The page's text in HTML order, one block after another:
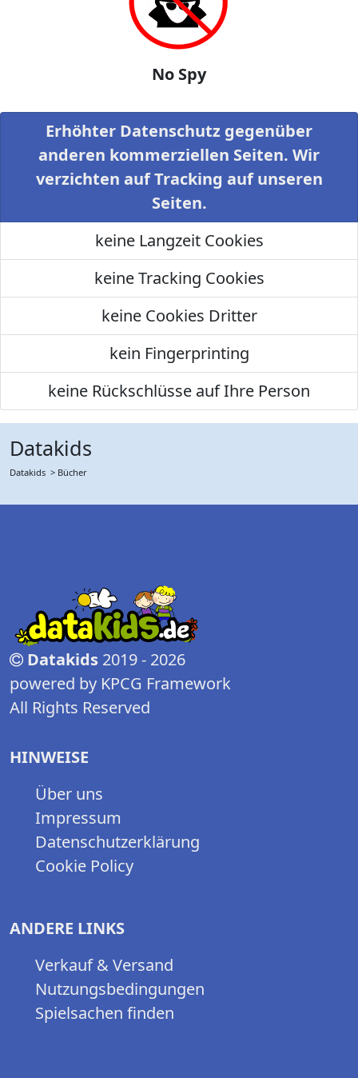
No Spy
Erhöhter Datenschutz gegenüber
anderen kommerziellen Seiten. Wir
verzichten auf Tracking auf unseren
Seiten.
keine Langzeit Cookies
keine Tracking Cookies
keine Cookies Dritter
kein Fingerprinting
keine Rückschlüsse auf Ihre Person
Datakids
Datakids > Bücher
Datakids 2019 - 2026
powered by KPCG Framework
All Rights Reserved
HINWEISE
Über uns
Impressum
Datenschutzerklärung
Cookie Policy
ANDERE LINKS
Verkauf & Versand
Nutzungsbedingungen
Spielsachen finden